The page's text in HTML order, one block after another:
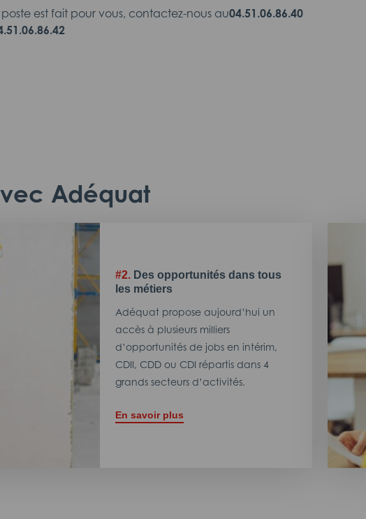
poste est fait pour vous, contactez-nous au04.51.06.86.40
Adéquat
#2. Des opportunités dans tous
les métiers
Adéquat propose aujourd’hui un
accès à plusieurs milliers
d’opportunités de jobs en intérim,
CDII, CDD ou CDI répartis dans 4
grands secteurs d’activités.
En savoir plus